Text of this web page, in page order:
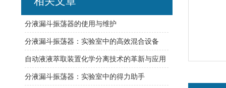
分液漏斗振荡器的使用与维护
分液漏斗振荡器：实验室中的高效混合设备
自动液液萃取装置化学分离技术的革新与应用
分液漏斗振荡器：实验室中的得力助手